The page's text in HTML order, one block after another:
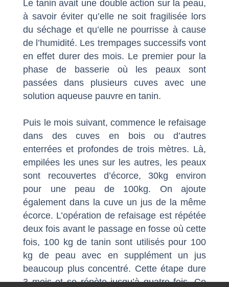
Le tanin avait une double action sur la peau,
à savoir éviter qu’elle ne soit fragilisée lors
du séchage et qu’elle ne pourrisse à cause
de l’humidité. Les trempages successifs vont
en effet durer des mois. Le premier pour la
phase de basserie où les peaux sont
passées dans plusieurs cuves avec une
solution aqueuse pauvre en tanin.
Puis le mois suivant, commence le refaisage
dans des cuves en bois ou d’autres
enterrées et profondes de trois mètres. Là,
empilées les unes sur les autres, les peaux
sont recouvertes d’écorce, 30kg environ
pour une peau de 100kg. On ajoute
également dans la cuve un jus de la même
écorce. L’opération de refaisage est répétée
deux fois avant le passage en fosse où cette
fois, 100 kg de tanin sont utilisés pour 100
kg de peau avec en supplément un jus
beaucoup plus concentré. Cette étape dure
3 mois et se répète jusqu’à quatre fois. Ce